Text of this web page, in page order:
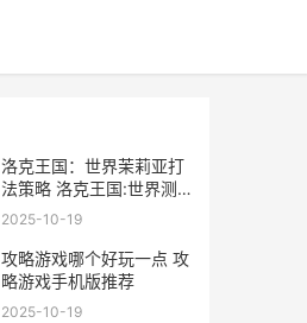
洛克王国：世界茉莉亚打
法策略 洛克王国:世界测
试资格
2025-10-19
攻略游戏哪个好玩一点 攻
略游戏手机版推荐
2025-10-19